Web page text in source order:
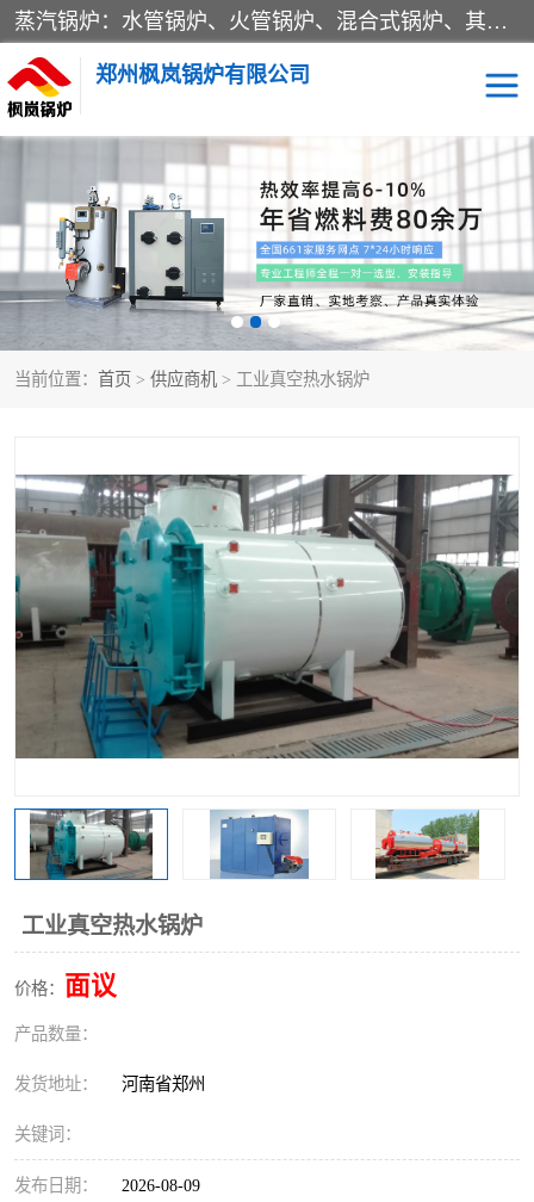
蒸汽锅炉：水管锅炉、火管锅炉、混合式锅炉、其他蒸汽锅炉； 热水锅炉：家用型集中供暖用热水锅炉、其他热水锅炉； 有机热载体锅炉； 船用蒸汽锅炉； （锅炉用辅助设备及装置）蒸汽冷凝器：表面冷凝器、混合式冷凝器、空冷式冷凝器、其他蒸汽冷凝器； 锅炉用辅助设备：节热器、蒸汽收集器、蓄能器、烟垢清除器、气体回收器、泥渣刮除器、空气预热器、其他锅炉用辅助设备；
郑州枫岚锅炉有限公司
当前位置： 首页 > 供应商机 > 工业真空热水锅炉
工业真空热水锅炉
价格： 面议
产品数量：
发货地址： 河南省郑州
关键词：
发布日期： 2026-08-09